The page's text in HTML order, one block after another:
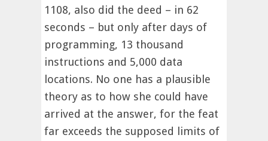
1108, also did the deed – in 62
seconds – but only after days of
programming, 13 thousand
instructions and 5,000 data
locations. No one has a plausible
theory as to how she could have
arrived at the answer, for the feat
far exceeds the supposed limits of